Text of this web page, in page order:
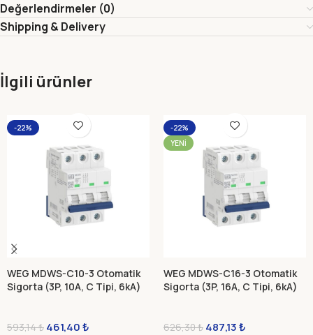
Değerlendirmeler (0)
Shipping & Delivery
İlgili ürünler
-22%
WEG MDWS-C10-3 Otomatik
Sigorta (3P, 10A, C Tipi, 6kA)
593,14₺ 461,40₺
-22%
YENI
WEG MDWS-C16-3 Otomatik
Sigorta (3P, 16A, C Tipi, 6kA)
626,30₺ 487,13₺